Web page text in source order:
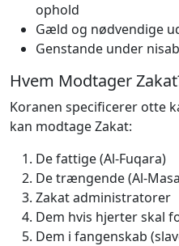
ophold
Gæld og nødvendige
Genstande under
Hvem Modtager
Koranen specificerer otte
kan modtage Zakat:
De fattige (Al-Fuqara)
De trængende (Al-
Zakat administratorer
Dem hvis hjerter skal
Dem i fangenskab